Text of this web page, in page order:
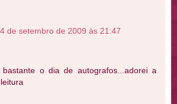
de setembro de 2009 às 21:47
bastante o dia de autografos...adorei a